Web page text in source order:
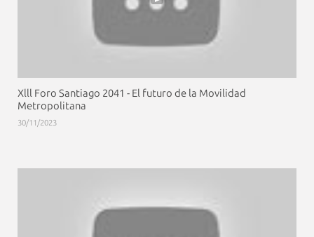
Xlll Foro Santiago 2041 - El futuro de la Movilidad
Metropolitana
30/11/2023